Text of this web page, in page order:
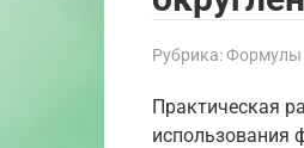
Рубрика:Формулы
Практическая
использования